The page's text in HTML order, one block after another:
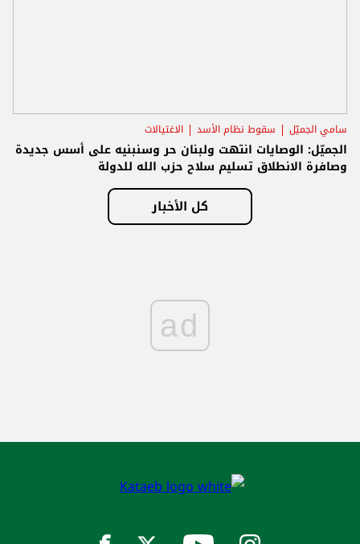
سامي الجميّل سقوط نظام الأسد الاغتيالات
الجميّل: الوصايات انتهت ولبنان حر وسنبنيه على أسس جديدة
وصافرة الانطلاق تسليم سلاح حزب الله للدولة
كل الأخبار
ad